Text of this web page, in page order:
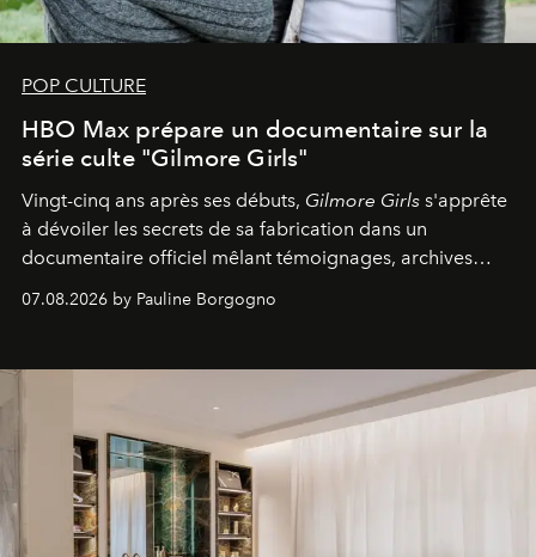
POP CULTURE
HBO Max prépare un documentaire sur la
série culte "Gilmore Girls"
Vingt-cinq ans après ses débuts, Gilmore Girls s'apprête
à dévoiler les secrets de sa fabrication dans un
documentaire officiel mêlant témoignages, archives
inédites et plongée dans les coulisses d'un phénomène
générationnel.
07.08.2026 by Pauline Borgogno